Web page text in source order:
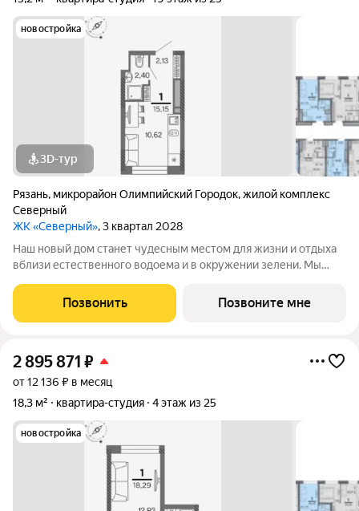
новостройка
3D-тур
Рязань, микрорайон Олимпийский Городок,жилой комплекс
Северный
ЖК «Северный», 3 квартал 2028
Наш новый дом станет чудесным местом для жизни и отдыха
вблизи естественного водоема и в окружении зелени. Мы
небольших студий, в которых можно начать свою
студенческую самостоятельную жизнь до
Позвонить Позвоните мне
2 895 871 ₽
от 12 136 ₽ в месяц
18,3 м²
квартира-студия 4 этаж из 25
новостройка